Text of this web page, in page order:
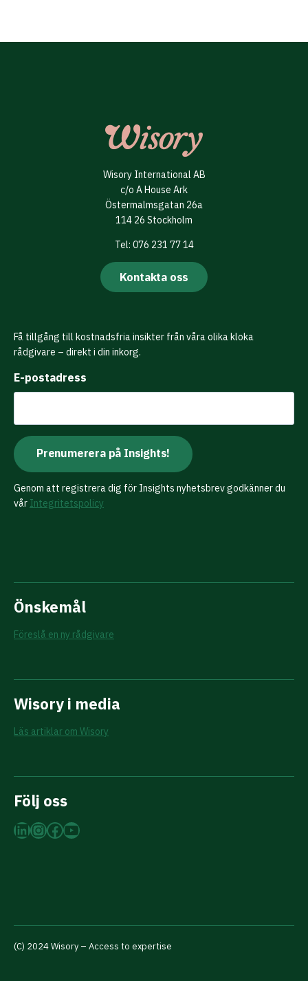
Wisory International AB
c/o A House Ark
Östermalmsgatan 26a
114 26 Stockholm
Tel: 076 231 77 14
Kontakta oss
Få tillgång till kostnadsfria insikter från våra olika kloka
rådgivare – direkt i din inkorg.
E-postadress
Genom att registrera dig för Insights nyhetsbrev godkänner du
vår Integritetspolicy
Önskemål
Föreslå en ny rådgivare
Wisory i media
Läs artiklar om Wisory
Följ oss
LinkedIn
Instagram
Facebook
YouTube
(C) 2024 Wisory – Access to expertise